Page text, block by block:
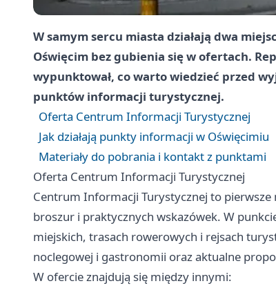
W samym sercu miasta działają dwa
Oświęcim bez gubienia się w ofertach.
wypunktował, co warto wiedzieć przed
punktów informacji turystycznej.
Oferta Centrum Informacji Turystycznej
Jak działają punkty informacji w Oświęcimiu
Materiały do pobrania i kontakt z punktami
Oferta Centrum Informacji Turystycznej
Centrum Informacji Turystycznej to
broszur i praktycznych wskazówek. W
miejskich, trasach rowerowych i rejsach
noclegowej i gastronomii oraz aktualne
W ofercie znajdują się między innymi: